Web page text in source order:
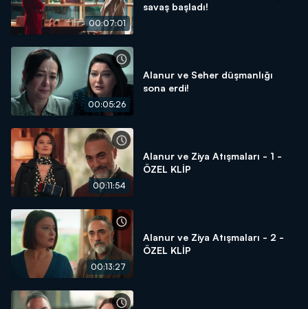
00:07:01
savaş başladı!
00:05:26
Alanur ve Seher düşmanlığı
sona erdi!
00:11:54
Alanur ve Ziya Atışmaları - 1 -
ÖZEL KLİP
00:13:27
Alanur ve Ziya Atışmaları - 2 -
ÖZEL KLİP